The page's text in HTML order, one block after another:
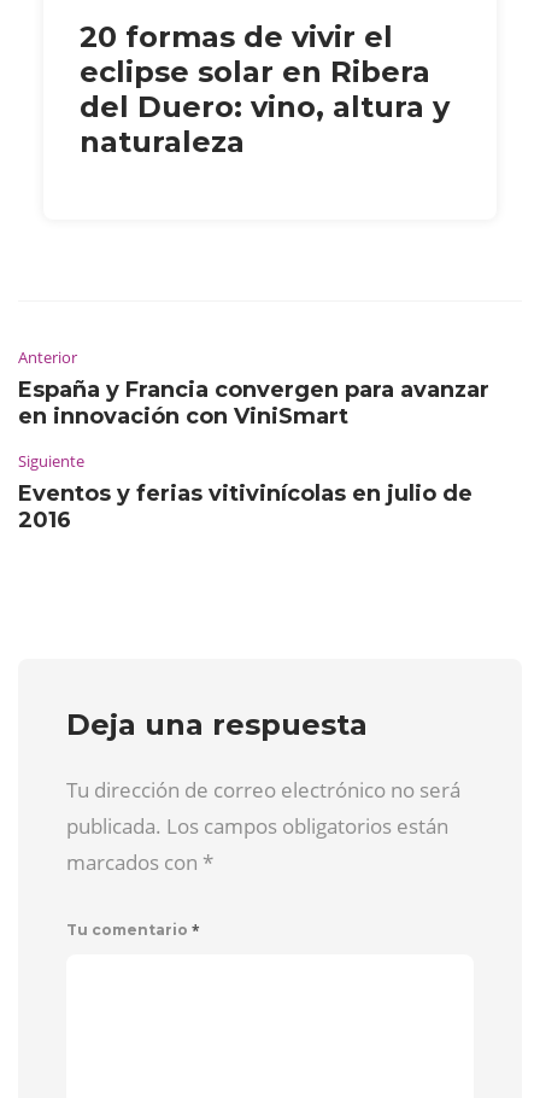
20 formas de vivir el
eclipse solar en Ribera
del Duero: vino, altura y
naturaleza
Anterior
España y Francia convergen para avanzar
en innovación con ViniSmart
Siguiente
Eventos y ferias vitivinícolas en julio de
2016
Deja una respuesta
Tu dirección de correo electrónico no será
publicada. Los campos obligatorios están
marcados con *
Tu comentario *